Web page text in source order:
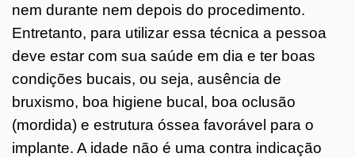
nem durante nem depois do procedimento.
Entretanto, para utilizar essa técnica a pessoa
deve estar com sua saúde em dia e ter boas
condições bucais, ou seja, ausência de
bruxismo, boa higiene bucal, boa oclusão
(mordida) e estrutura óssea favorável para o
implante. A idade não é uma contra indicação